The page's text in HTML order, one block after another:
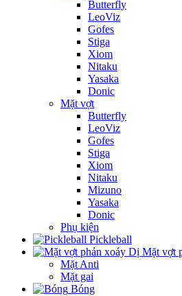
Butterfly
LeoViz
Gofes
Stiga
Xiom
Nitaku
Yasaka
Donic
Mặt vợt
Butterfly
LeoViz
Gofes
Stiga
Xiom
Nitaku
Mizuno
Yasaka
Donic
Phụ kiện
Pickleball
Mặt vợt
Mặt Anti
Mặt gai
Bóng